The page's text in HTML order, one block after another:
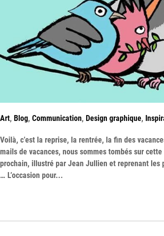
Art, Blog, Communication, Design graphique,
Voilà, c’est la reprise, la rentrée, la fin des
mails de vacances, nous sommes tombés sur
prochain, illustré par Jean Jullien et reprenant les
… L’occasion pour...